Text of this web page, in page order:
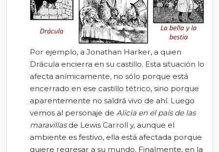
Por ejemplo, a Jonathan Harker, a quien
Drácula encierra en su castillo. Esta situación lo
afecta anímicamente, no sólo porque está
encerrado en ese castillo tétrico, sino porque
aparentemente no saldrá vivo de ahí. Luego
vemos al personaje de Alicia en el país de las
maravillasde Lewis Carroll y, aunque el
ambiente es festivo, ella está afectada porque
quiere regresar a su mundo. Finalmente, en la